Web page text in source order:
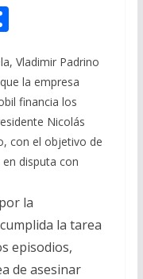
C
m
p
ar
ti
r
Vladimir Padrino
la empresa
financia los
Nicolás
con el objetivo de
disputa con
la
la tarea
episodios,
de asesinar